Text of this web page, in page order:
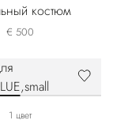
костюм
€ 500
1 цвет